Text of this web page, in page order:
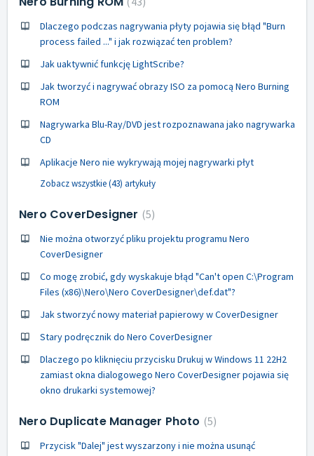
Dlaczego podczas nagrywania płyty pojawia się błąd "Burn
process failed ..." i jak rozwiązać ten problem?
Jak uaktywnić funkcję LightScribe?
Jak tworzyć i nagrywać obrazy ISO za pomocą Nero Burning
ROM
Nagrywarka Blu-Ray/DVD jest rozpoznawana jako nagrywarka
CD
Aplikacje Nero nie wykrywają mojej nagrywarki płyt
Zobacz wszystkie (43) artykuły
Nero CoverDesigner 5
Nie można otworzyć pliku projektu programu Nero
CoverDesigner
Co mogę zrobić, gdy wyskakuje błąd "Can't open C:\Program
Files (x86)\Nero\Nero CoverDesigner\def.dat"?
Jak stworzyć nowy materiał papierowy w CoverDesigner
Stary podręcznik do Nero CoverDesigner
Dlaczego po kliknięciu przycisku Drukuj w Windows 11 22H2
zamiast okna dialogowego Nero CoverDesigner pojawia się
okno drukarki systemowej?
Nero Duplicate Manager Photo 5
Przycisk "Dalej" jest wyszarzony i nie można usunąć